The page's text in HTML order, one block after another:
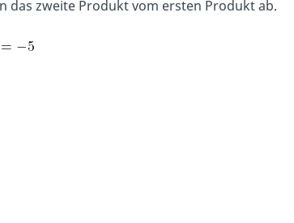
das zweite Produkt vom ersten Produkt ab.